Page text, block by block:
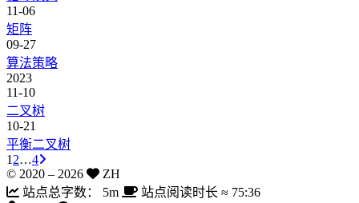
11-06
矩阵
09-27
算法策略
2023
11-10
二叉树
10-21
平衡二叉树
1 2…4
© 2020 – 2026
ZH
站点总字数：
5m 站点阅读时长 ≈ 75:36